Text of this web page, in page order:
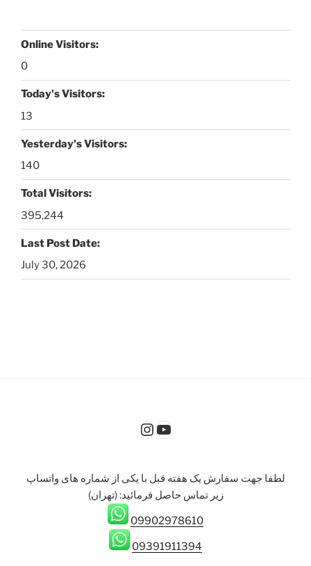
Online Visitors:
0
Today's Visitors:
13
Yesterday's Visitors:
140
Total Visitors:
395,244
Last Post Date:
July 30, 2026
Instagram
YouTube
لطفا جهت سفارش یک هفته قبل با یکی از شماره های واتساپ
زیر تماس حاصل فرمائيد: (تهران)
09902978610
09391911394